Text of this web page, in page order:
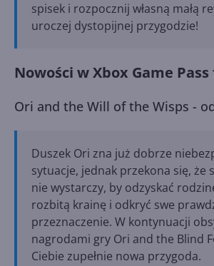
spisek i rozpocznij własną małą
uroczej dystopijnej przygodzie!
Nowości w Xbox Game Pass
Ori and the Will of the Wisps -
Duszek Ori zna już dobrze
sytuacje, jednak przekona się, że
nie wystarczy, by odzyskać
rozbitą krainę i odkryć swe
przeznaczenie. W kontynuacji
nagrodami gry Ori and the Blind
Ciebie zupełnie nowa przygoda.